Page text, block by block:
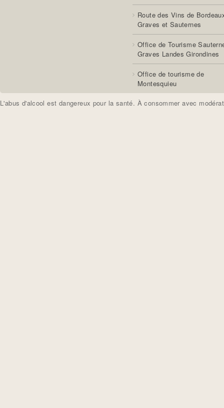
Route des Vins de
Graves et Sauternes
Office de Tourisme
Graves Landes Girondines
Office de tourisme de
Montesquieu
L'abus d'alcool est dangereux pour la santé. À consommer avec